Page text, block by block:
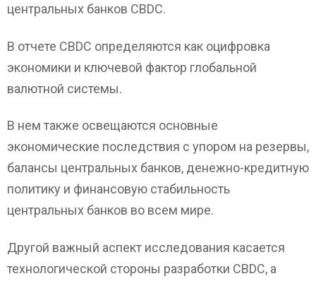
центральных банков CBDC.
В отчете CBDC определяются как оцифровка
экономики и ключевой фактор глобальной
валютной системы.
В нем также освещаются основные
экономические последствия с упором на резервы,
балансы центральных банков, денежно-кредитную
политику и финансовую стабильность
центральных банков во всем мире.
Другой важный аспект исследования касается
технологической стороны разработки CBDC, а